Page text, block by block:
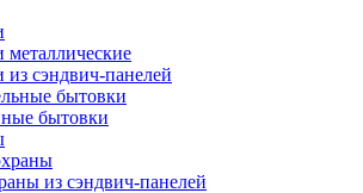
металлические
из сэндвич-панелей
бытовки
бытовки
из сэндвич-панелей